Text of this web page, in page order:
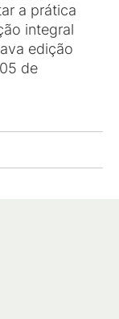
a prática
integral
edição
de